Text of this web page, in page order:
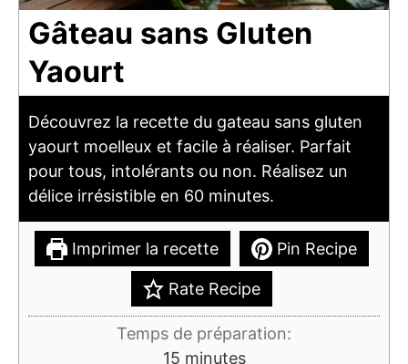
Gâteau sans Gluten
Yaourt
Découvrez la recette du gateau sans gluten
yaourt moelleux et facile à réaliser. Parfait
pour tous, intolérants ou non. Réalisez un
délice irrésistible en 60 minutes.
Imprimer la recette Pin Recipe
Rate Recipe
Temps de préparation:
15minutes
minutes